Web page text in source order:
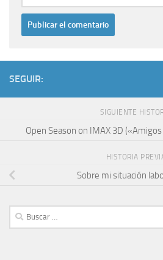
SEGUIR:
SIGUIENTE
Open Season on IMAX 3D
HISTORIA
Sobre mi situación
Buscar: